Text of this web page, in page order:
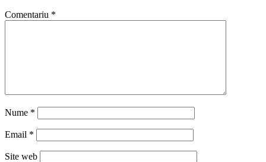
Comentariu *
Nume *
Email *
Site web